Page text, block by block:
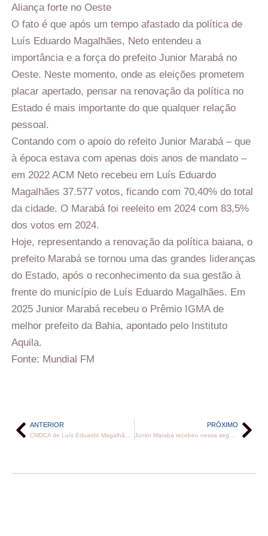
Aliança forte no Oeste
O fato é que após um tempo afastado da política de
Luís Eduardo Magalhães, Neto entendeu a
importância e a força do prefeito Junior Marabá no
Oeste. Neste momento, onde as eleições prometem
placar apertado, pensar na renovação da política no
Estado é mais importante do que qualquer relação
pessoal.
Contando com o apoio do refeito Junior Marabá – que
à época estava com apenas dois anos de mandato –
em 2022 ACM Neto recebeu em Luís Eduardo
Magalhães 37.577 votos, ficando com 70,40% do total
da cidade. O Marabá foi reeleito em 2024 com 83,5%
dos votos em 2024.
Hoje, representando a renovação da política baiana, o
prefeito Marabá se tornou uma das grandes lideranças
do Estado, após o reconhecimento da sua gestão à
frente do município de Luís Eduardo Magalhães. Em
2025 Junior Marabá recebeu o Prêmio IGMA de
melhor prefeito da Bahia, apontado pelo Instituto
Aquila.
Fonte: Mundial FM
ANTERIOR PRÓXIMO